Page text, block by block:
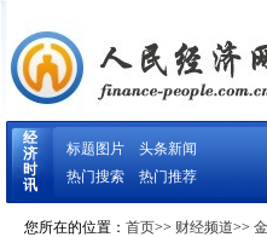
经
济
时
讯
标题图片
头条新闻
热门搜索
热门推荐
您所在的位置： 首页>> 财经频道>>